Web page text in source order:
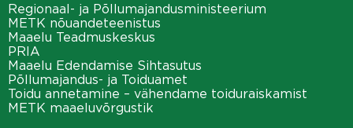
Regionaal- ja Põllumajandusministeerium
METK nõuandeteenistus
Maaelu Teadmuskeskus
PRIA
Maaelu Edendamise Sihtasutus
Põllumajandus- ja Toiduamet
Toidu annetamine – vähendame toiduraiskamist
METK maaeluvõrgustik